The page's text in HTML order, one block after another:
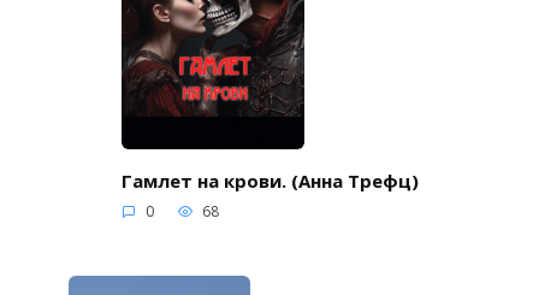
Гамлет на крови. (Анна Трефц)
0 68